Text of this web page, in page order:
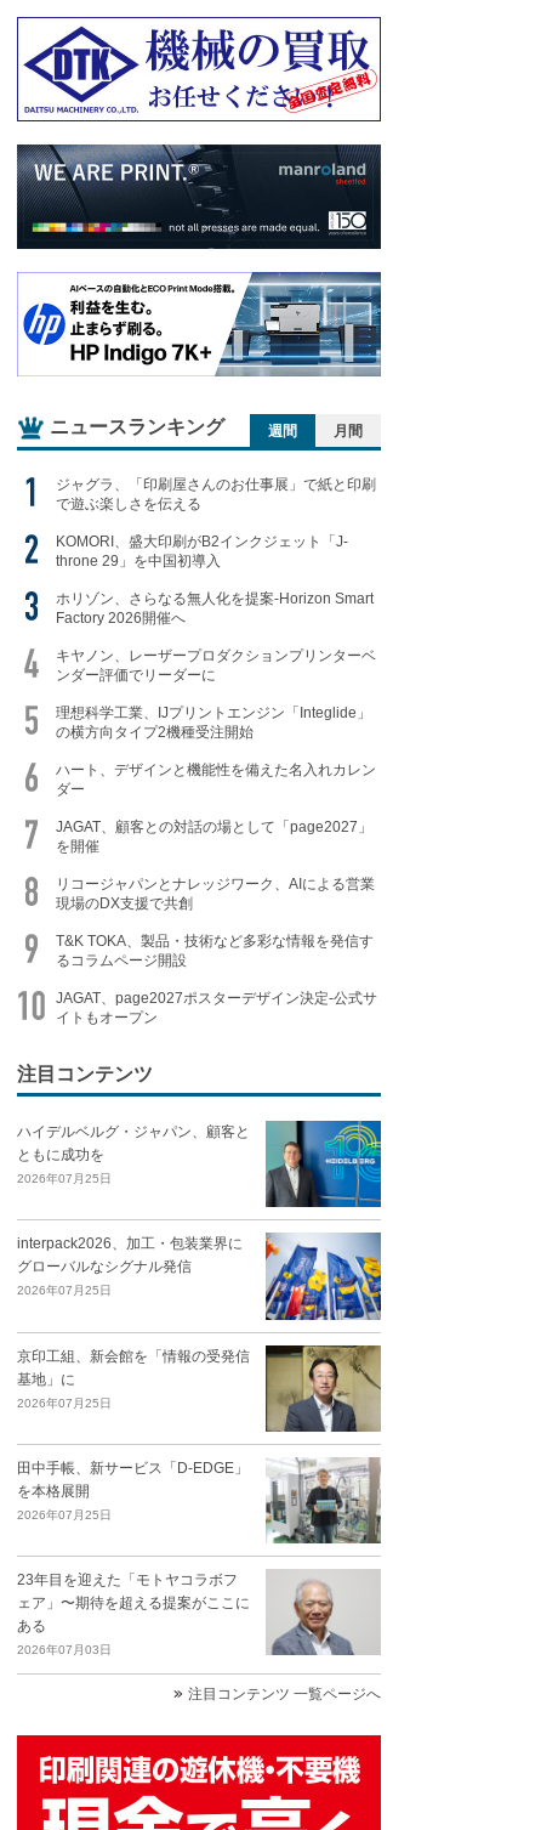
ニュースランキング 週間 月間
ジャグラ、「印刷屋さんのお仕事展」で紙と印刷
で遊ぶ楽しさを伝える
KOMORI、盛大印刷がB2インクジェット「J-
throne 29」を中国初導入
ホリゾン、さらなる無人化を提案-Horizon Smart
Factory 2026開催へ
キヤノン、レーザープロダクションプリンターベ
ンダー評価でリーダーに
理想科学工業、IJプリントエンジン「Integlide」
の横方向タイプ2機種受注開始
ハート、デザインと機能性を備えた名入れカレン
ダー
JAGAT、顧客との対話の場として「page2027」
を開催
リコージャパンとナレッジワーク、AIによる営業
現場のDX支援で共創
T&K TOKA、製品・技術など多彩な情報を発信す
るコラムページ開設
JAGAT、page2027ポスターデザイン決定-公式サ
イトもオープン
注目コンテンツ
ハイデルベルグ・ジャパン、顧客と
ともに成功を
2026年07月25日
interpack2026、加工・包装業界に
グローバルなシグナル発信
2026年07月25日
京印工組、新会館を「情報の受発信
基地」に
2026年07月25日
田中手帳、新サービス「D-EDGE」
を本格展開
2026年07月25日
23年目を迎えた「モトヤコラボフ
ェア」〜期待を超える提案がここに
ある
2026年07月03日
注目コンテンツ 一覧ページへ